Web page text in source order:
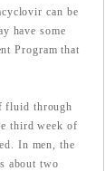
can be
have some
Program that
fluid through
third week of
In men, the
about two